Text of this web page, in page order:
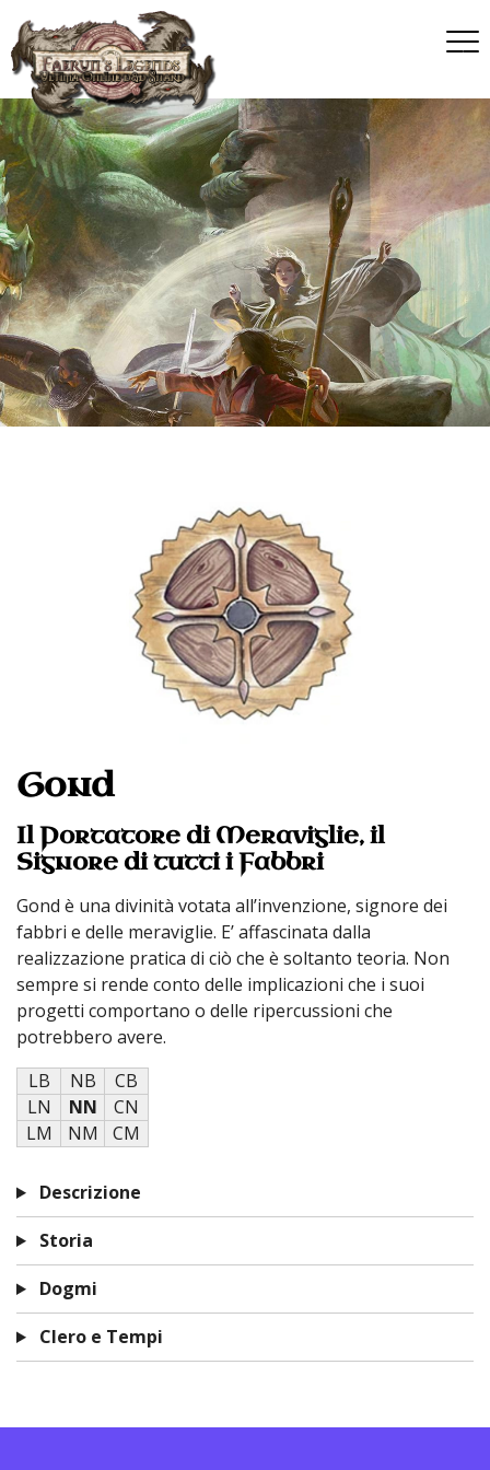
Gond
Il Portatore di Meraviglie, il
Signore di tutti i Fabbri
Gond è una divinità votata all’invenzione, signore dei
fabbri e delle meraviglie. E’ affascinata dalla
realizzazione pratica di ciò che è soltanto teoria. Non
sempre si rende conto delle implicazioni che i suoi
progetti comportano o delle ripercussioni che
potrebbero avere.
LB
NB
CB
LN
NN
CN
LM
NM CM
Descrizione
Storia
Dogmi
Clero e Tempi